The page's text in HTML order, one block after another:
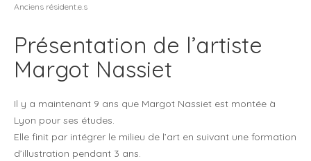
Anciens résident.e.s
Présentation de l’artiste
Margot Nassiet
Il y a maintenant 9 ans que Margot Nassiet est montée à
Lyon pour ses études.
Elle finit par intégrer le milieu de l’art en suivant une formation
d’illustration pendant 3 ans.